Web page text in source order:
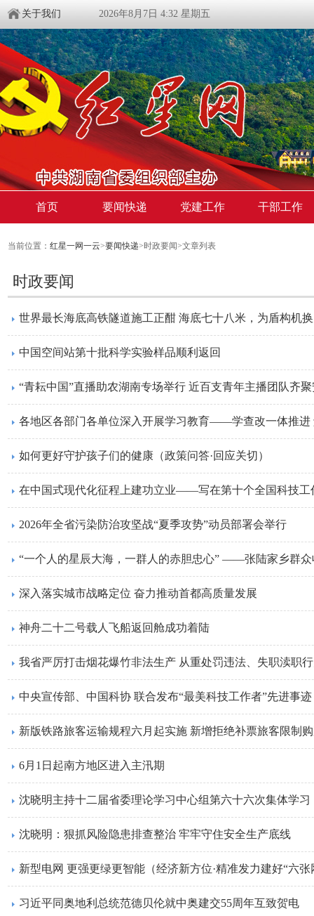
关于我们 2026年8月7日 4:32 星期五
首页 要闻快递 党建工作 干部工作
当前位置： 红星一网一云>要闻快递>时政要闻>文章列表
时政要闻
世界最长海底高铁隧道施工正酣 海底七十八米，为盾构机
中国空间站第十批科学实验样品顺利返回
“青耘中国”直播助农湖南专场举行 近百支青年主播团队齐
各地区各部门各单位深入开展学习教育——学查改一体推进
如何更好守护孩子们的健康（政策问答·回应关切）
在中国式现代化征程上建功立业——写在第十个全国科技工
2026年全省污染防治攻坚战“夏季攻势”动员部署会举行
深入落实城市战略定位 奋力推动首都高质量发展
神舟二十二号载人飞船返回舱成功着陆
我省严厉打击烟花爆竹非法生产 从重处罚违法、失职渎职
中央宣传部、中国科协 联合发布“最美科技工作者”先进事迹
新版铁路旅客运输规程六月起实施 新增拒绝补票旅客限制
6月1日起南方地区进入主汛期
沈晓明主持十二届省委理论学习中心组第六十六次集体学习
沈晓明：​狠抓风险隐患排查整治 牢牢守住安全生产底线
新型电网 更强更绿更智能（经济新方位·精准发力建好“六张
习近平同奥地利总统范德贝伦就中奥建交55周年互致贺电